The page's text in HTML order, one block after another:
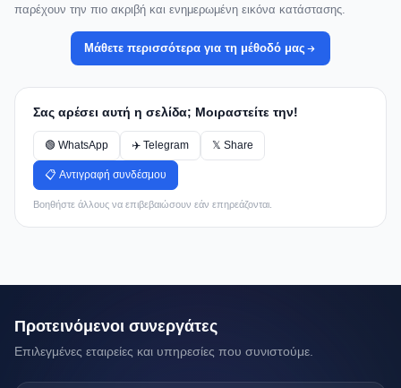
παρέχουν την πιο ακριβή και ενημερωμένη εικόνα κατάστασης.
Μάθετε περισσότερα για τη μέθοδό μας
Σας αρέσει αυτή η σελίδα; Μοιραστείτε την!
🟢 WhatsApp ✈️ Telegram 𝕏 Share
📋 Αντιγραφή συνδέσμου
Βοηθήστε άλλους να επιβεβαιώσουν εάν επηρεάζονται.
Προτεινόμενοι συνεργάτες
Επιλεγμένες εταιρείες και υπηρεσίες που συνιστούμε.